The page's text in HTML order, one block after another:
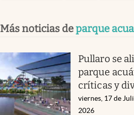
Más noticias deparque
Pullaro se
parque
críticas y
viernes, 17 de
2026